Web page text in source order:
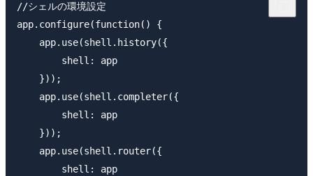
//シェルの環境設定
app.configure(function() {
    app.use(shell.history({
        shell: app
    }));
    app.use(shell.completer({
        shell: app
    }));
    app.use(shell.router({
        shell: app